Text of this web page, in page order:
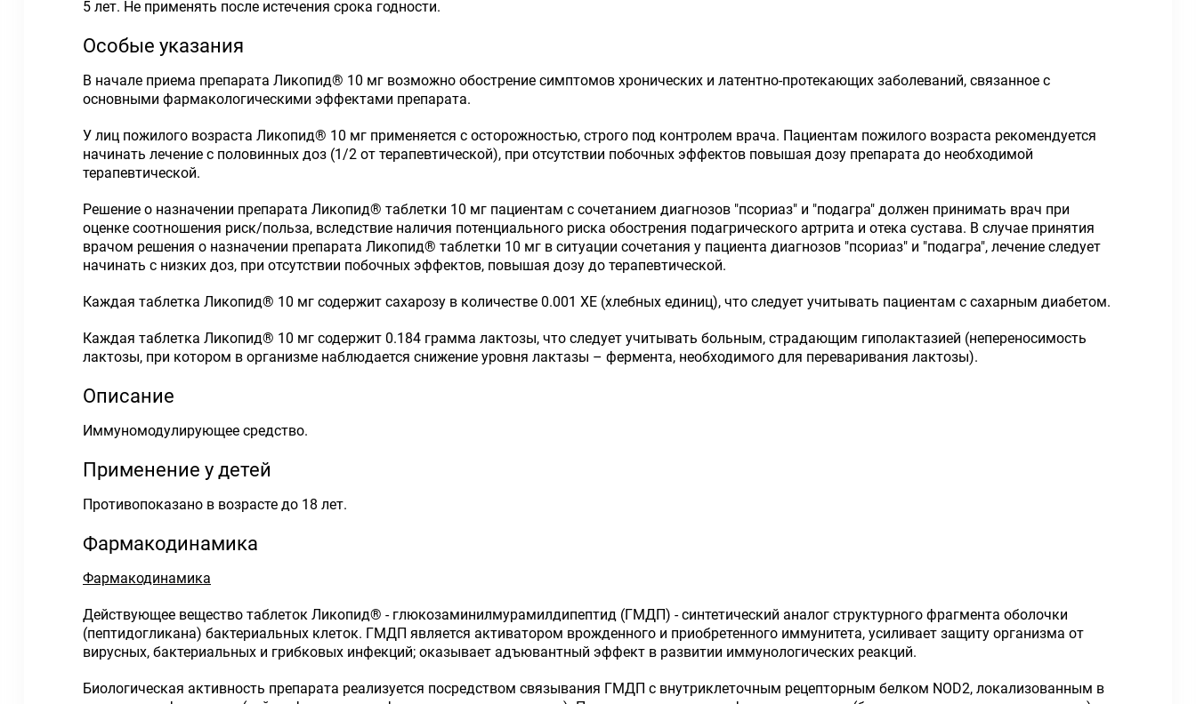
5 лет. Не применять после истечения срока годности.
Особые указания
В начале приема препарата Ликопид® 10 мг возможно обострение симптомов хронических и латентно-протекающих заболеваний, связанное с
основными фармакологическими эффектами препарата.
У лиц пожилого возраста Ликопид® 10 мг применяется с осторожностью, строго под контролем врача. Пациентам пожилого возраста рекомендуется
начинать лечение с половинных доз (1/2 от терапевтической), при отсутствии побочных эффектов повышая дозу препарата до необходимой
терапевтической.
Решение о назначении препарата Ликопид® таблетки 10 мг пациентам с сочетанием диагнозов "псориаз" и "подагра" должен принимать врач при
оценке соотношения риск/польза, вследствие наличия потенциального риска обострения подагрического артрита и отека сустава. В случае принятия
врачом решения о назначении препарата Ликопид® таблетки 10 мг в ситуации сочетания у пациента диагнозов "псориаз" и "подагра", лечение следует
начинать с низких доз, при отсутствии побочных эффектов, повышая дозу до терапевтической.
Каждая таблетка Ликопид® 10 мг содержит сахарозу в количестве 0.001 ХЕ (хлебных единиц), что следует учитывать пациентам с сахарным диабетом.
Каждая таблетка Ликопид® 10 мг содержит 0.184 грамма лактозы, что следует учитывать больным, страдающим гиполактазией (непереносимость
лактозы, при котором в организме наблюдается снижение уровня лактазы – фермента, необходимого для переваривания лактозы).
Описание
Иммуномодулирующее средство.
Применение у детей
Противопоказано в возрасте до 18 лет.
Фармакодинамика
Фармакодинамика
Действующее вещество таблеток Ликопид® - глюкозаминилмурамилдипептид (ГМДП) - синтетический аналог структурного фрагмента оболочки
(пептидогликана) бактериальных клеток. ГМДП является активатором врожденного и приобретенного иммунитета, усиливает защиту организма от
вирусных, бактериальных и грибковых инфекций; оказывает адъювантный эффект в развитии иммунологических реакций.
Биологическая активность препарата реализуется посредством связывания ГМДП с внутриклеточным рецепторным белком NOD2, локализованным в